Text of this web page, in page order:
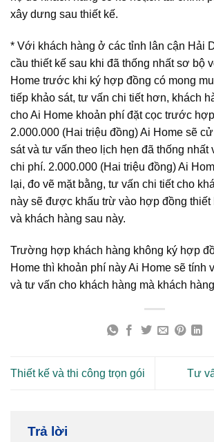
xây dưng sau thiết kế.
* Với khách hàng ở các tỉnh lân cận Hải
cầu thiết kế sau khi đã thống nhất sơ bộ
Home trước khi ký hợp đồng có mong
tiếp khảo sát, tư vấn chi tiết hơn, khách
cho Ai Home khoản phí đặt cọc trước
2.000.000 (Hai triệu đồng) Ai Home sẽ
sát và tư vấn theo lịch hẹn đã thống nhất
chi phí. 2.000.000 (Hai triệu đồng) Ai
lại, đo vẽ mặt bằng, tư vấn chi tiết cho
này sẽ được khấu trừ vào hợp đồng thiết
và khách hàng sau này.
Trường hợp khách hàng không ký hợp
Home thì khoản phí này Ai Home sẽ tính
và tư vấn cho khách hàng mà khách
Thiết kế và thi công trọn gói Tư
Trả lời